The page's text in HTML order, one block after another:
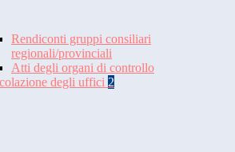
Rendiconti gruppi consiliari
regionali/provinciali
Atti degli organi di controllo
degli uffici 2